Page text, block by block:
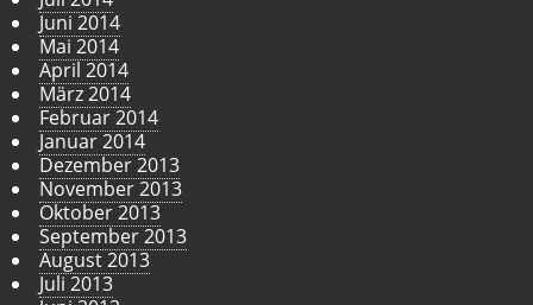
Juni 2014
Mai 2014
April 2014
März 2014
Februar 2014
Januar 2014
Dezember 2013
November 2013
Oktober 2013
September 2013
August 2013
Juli 2013